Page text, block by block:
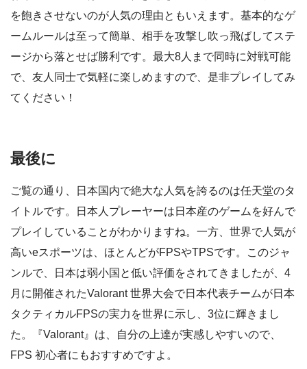
を飽きさせないのが人気の理由ともいえます。基本的なゲ
ームルールは至って簡単、相手を攻撃し吹っ飛ばしてステ
ージから落とせば勝利です。最大8人まで同時に対戦可能
で、友人同士で気軽に楽しめますので、是非プレイしてみ
てください！
最後に
ご覧の通り、日本国内で絶大な人気を誇るのは任天堂のタ
イトルです。日本人プレーヤーは日本産のゲームを好んで
プレイしていることがわかりますね。一方、世界で人気が
高いeスポーツは、ほとんどがFPSやTPSです。このジャ
ンルで、日本は弱小国と低い評価をされてきましたが、4
月に開催されたValorant 世界大会で日本代表チームが日本
タクティカルFPSの実力を世界に示し、3位に輝きまし
た。『Valorant』は、自分の上達が実感しやすいので、
FPS 初心者にもおすすめですよ。